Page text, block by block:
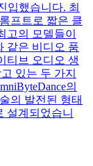
입했습니다. 최
프트로 짧은 클
고의 모델들이
같은 비디오 품
티브 오디오 생
있는 두 가지
의
의 발전된 형태
설계되었습니